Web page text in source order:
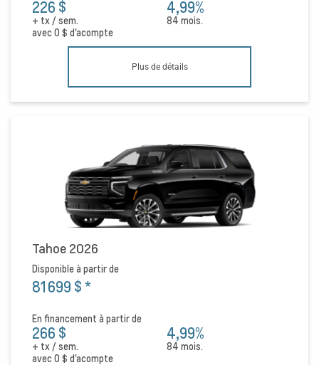
226 $
+ tx / sem.
4,99%
84 mois.
avec0 $ d'acompte
Plus de détails
Tahoe 2026
Disponible à partir de
81 699 $*
En financement à partir de
266 $
+ tx / sem.
4,99%
84 mois.
avec0 $ d'acompte